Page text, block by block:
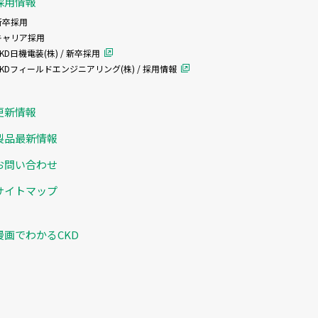
採用
リア採用
日機電装(株) / 新卒採用
フィールドエンジニアリング(株) / 採用情報
新情報
品最新情報
問い合わせ
イトマップ
画でわかるCKD